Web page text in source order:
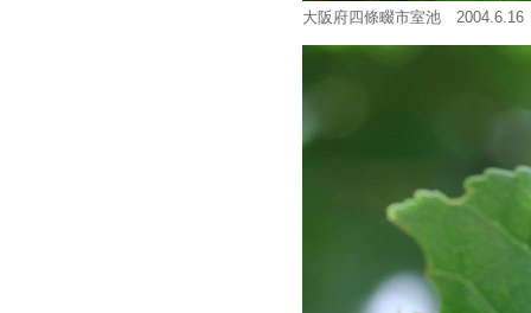
大阪府四條畷市室池